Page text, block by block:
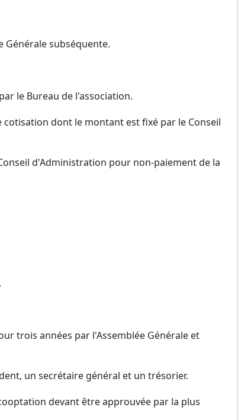
subséquente.
le Bureau de l'association.
dont le montant est fixé par le Conseil
d'Administration pour non-paiement de la
trois années par l'Assemblée Générale et
un secrétaire général et un trésorier.
devant être approuvée par la plus